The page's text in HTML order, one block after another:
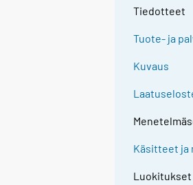
Tiedotteet
Tuote- ja
Kuvaus
Käsitteet ja
Luokitukset